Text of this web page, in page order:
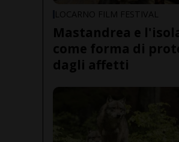
LOCARNO FILM FESTIVAL
Mastandrea e
come forma di
dagli affetti